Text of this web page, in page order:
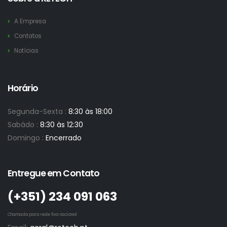
A Empresa
Contatos
Notícias
Horário
Segunda-Sexta : 8:30 às 18:00
Sabádo : 8:30 às 12:30
Domingo : Encerrado
Entregue em Contato
(+351)­ 234 091 063
Chamada para rede fixa nacional